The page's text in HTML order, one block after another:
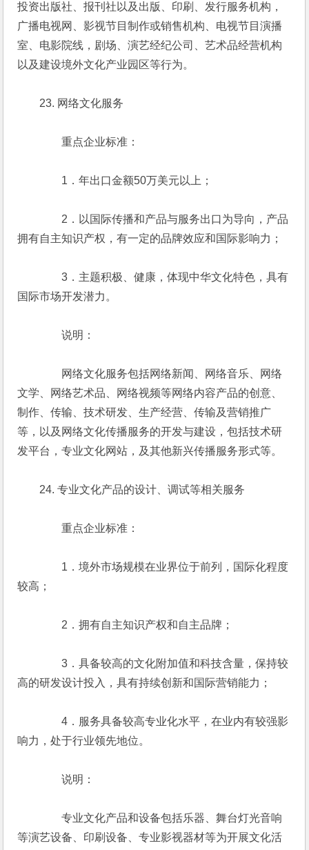
投资出版社、报刊社以及出版、印刷、发行服务机构，
广播电视网、影视节目制作或销售机构、电视节目演播
室、电影院线，剧场、演艺经纪公司、艺术品经营机构
以及建设境外文化产业园区等行为。
23. 网络文化服务
重点企业标准：
1．年出口金额50万美元以上；
2．以国际传播和产品与服务出口为导向，产品
拥有自主知识产权，有一定的品牌效应和国际影响力；
3．主题积极、健康，体现中华文化特色，具有
国际市场开发潜力。
说明：
网络文化服务包括网络新闻、网络音乐、网络
文学、网络艺术品、网络视频等网络内容产品的创意、
制作、传输、技术研发、生产经营、传输及营销推广
等，以及网络文化传播服务的开发与建设，包括技术研
发平台，专业文化网站，及其他新兴传播服务形式等。
24. 专业文化产品的设计、调试等相关服务
重点企业标准：
1．境外市场规模在业界位于前列，国际化程度
较高；
2．拥有自主知识产权和自主品牌；
3．具备较高的文化附加值和科技含量，保持较
高的研发设计投入，具有持续创新和国际营销能力；
4．服务具备较高专业化水平，在业内有较强影
响力，处于行业领先地位。
说明：
专业文化产品和设备包括乐器、舞台灯光音响
等演艺设备、印刷设备、专业影视器材等为开展文化活